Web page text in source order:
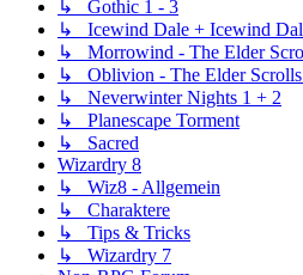
↳ Gothic 1 - 3
↳ Icewind Dale + Icewind
↳ Morrowind - The Elder
↳ Oblivion - The Elder
↳ Neverwinter Nights 1 + 2
↳ Planescape Torment
↳ Sacred
Wizardry 8
↳ Wiz8 - Allgemein
↳ Charaktere
↳ Tips & Tricks
↳ Wizardry 7